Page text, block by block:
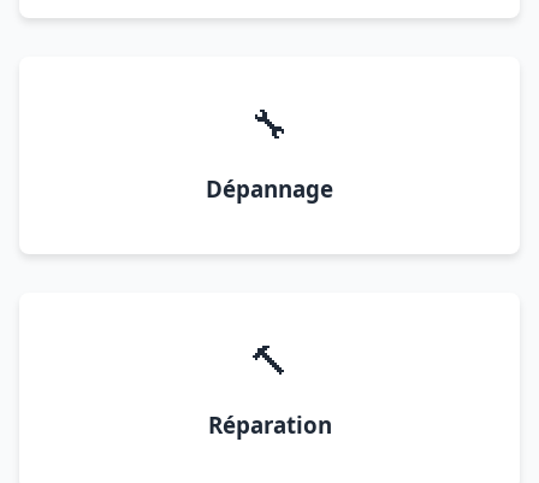
🔧
Dépannage
🔨
Réparation